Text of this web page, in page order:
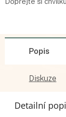
Popis
Diskuze
Detailní